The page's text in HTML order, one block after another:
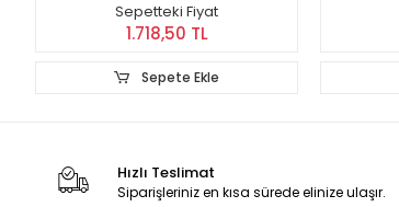
Sepetteki Fiyat
1.718,50 TL
Sepete Ekle
Hızlı Teslimat
Siparişleriniz en kısa sürede elinize ulaşır.